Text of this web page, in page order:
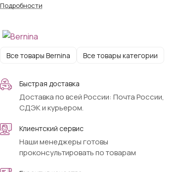
Подробности
Все товары Bernina Все товары категории
Быстрая доставка
Доставка по всей России: Почта России,
СДЭК и курьером.
Клиентский сервис
Наши менеджеры готовы
проконсультировать по товарам